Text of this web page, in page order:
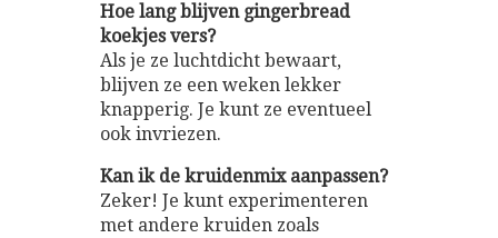
Hoe lang blijven gingerbread
koekjes vers?
Als je ze luchtdicht bewaart,
blijven ze een weken lekker
knapperig. Je kunt ze eventueel
ook invriezen.
Kan ik de kruidenmix aanpassen?
Zeker! Je kunt experimenteren
met andere kruiden zoals